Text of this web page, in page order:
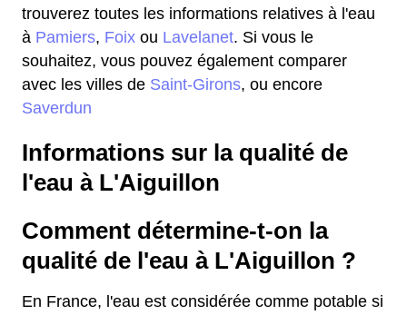
trouverez toutes les informations relatives à l'eau
à Pamiers, Foix ou Lavelanet. Si vous le
souhaitez, vous pouvez également comparer
avec les villes de Saint-Girons, ou encore
Saverdun
Informations sur la qualité de
l'eau à L'Aiguillon
Comment détermine-t-on la
qualité de l'eau à L'Aiguillon ?
En France, l'eau est considérée comme potable si